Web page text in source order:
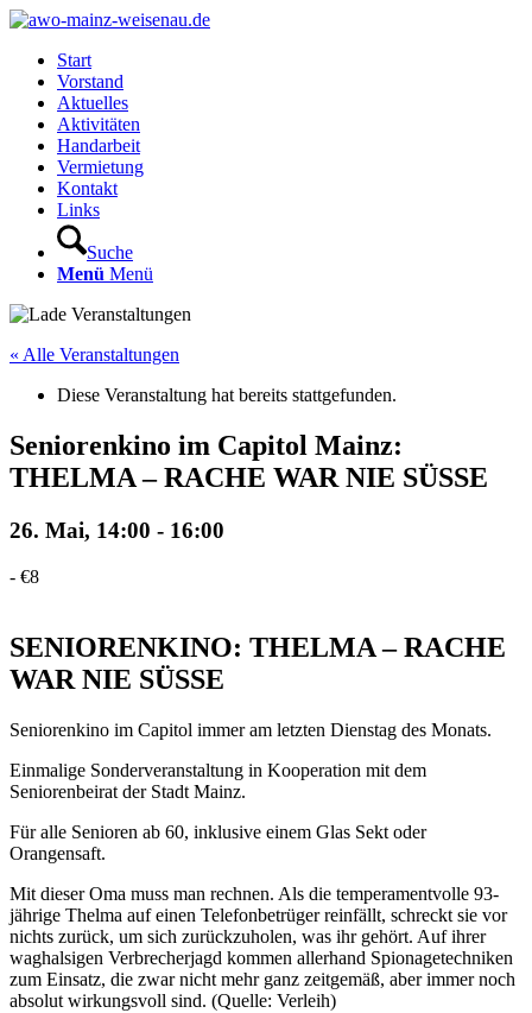
Start
Vorstand
Aktuelles
Aktivitäten
Handarbeit
Vermietung
Kontakt
Links
Suche
Menü Menü
« Alle Veranstaltungen
Diese Veranstaltung hat bereits stattgefunden.
Seniorenkino im Capitol Mainz:
THELMA – RACHE WAR NIE SÜSSE
26. Mai, 14:00 - 16:00
- €8
SENIORENKINO: THELMA – RACHE
WAR NIE SÜSSE
Seniorenkino im Capitol immer am letzten Dienstag des Monats.
Einmalige Sonderveranstaltung in Kooperation mit dem
Seniorenbeirat der Stadt Mainz.
Für alle Senioren ab 60, inklusive einem Glas Sekt oder
Orangensaft.
Mit dieser Oma muss man rechnen. Als die temperamentvolle 93-
jährige Thelma auf einen Telefonbetrüger reinfällt, schreckt sie vor
nichts zurück, um sich zurückzuholen, was ihr gehört. Auf ihrer
waghalsigen Verbrecherjagd kommen allerhand Spionagetechniken
zum Einsatz, die zwar nicht mehr ganz zeitgemäß, aber immer noch
absolut wirkungsvoll sind. (Quelle: Verleih)